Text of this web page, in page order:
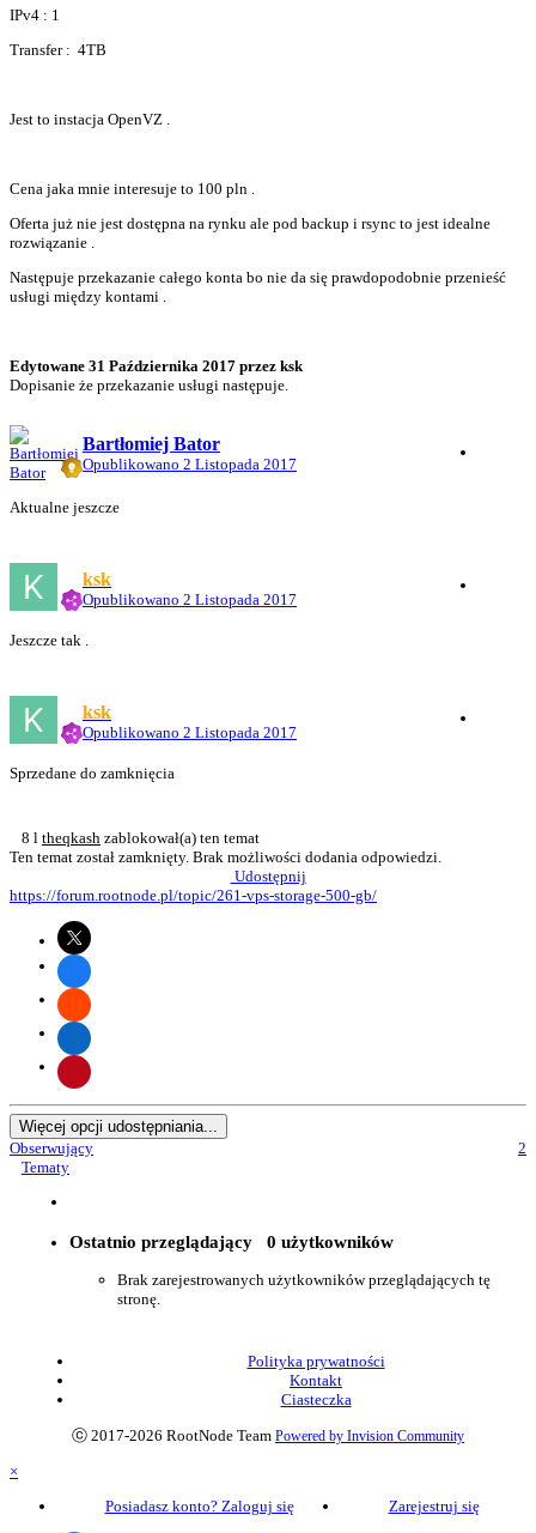
IPv4 : 1
Transfer : 4TB
Jest to instacja OpenVZ .
Cena jaka mnie interesuje to 100 pln .
Oferta już nie jest dostępna na rynku ale pod backup i rsync to jest idealne
rozwiązanie .
Następuje przekazanie całego konta bo nie da się prawdopodobnie przenieść
usługi między kontami .
Edytowane 31 Października 2017 przez ksk
Dopisanie że przekazanie usługi następuje.
Bartłomiej Bator
Opublikowano 2 Listopada 2017
Aktualne jeszcze
ksk
Opublikowano 2 Listopada 2017
Jeszcze tak .
ksk
Opublikowano 2 Listopada 2017
Sprzedane do zamknięcia
8 l theqkash zablokował(a) ten temat
Ten temat został zamknięty. Brak możliwości dodania odpowiedzi.
Udostępnij
https://forum.rootnode.pl/topic/261-vps-storage-500-gb/
Więcej opcji udostępniania...
Obserwujący
2
Tematy
Ostatnio przeglądający 0 użytkowników
Brak zarejestrowanych użytkowników przeglądających tę
stronę.
Polityka prywatności
Kontakt
Ciasteczka
ⓒ 2017-2026 RootNode Team Powered by Invision Community
×
Posiadasz konto? Zaloguj się
Zarejestruj się